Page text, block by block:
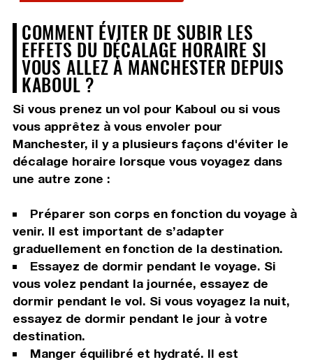
COMMENT ÉVITER DE SUBIR LES
EFFETS DU DÉCALAGE HORAIRE SI
VOUS ALLEZ À MANCHESTER DEPUIS
KABOUL ?
Si vous prenez un vol pour Kaboul ou si vous
vous apprêtez à vous envoler pour
Manchester, il y a plusieurs façons d'éviter le
décalage horaire lorsque vous voyagez dans
une autre zone :
Préparer son corps en fonction du voyage à
venir. Il est important de s’adapter
graduellement en fonction de la destination.
Essayez de dormir pendant le voyage. Si
vous volez pendant la journée, essayez de
dormir pendant le vol. Si vous voyagez la nuit,
essayez de dormir pendant le jour à votre
destination.
Manger équilibré et hydraté. Il est